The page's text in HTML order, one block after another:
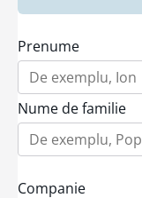
Prenume
Nume de familie
Companie